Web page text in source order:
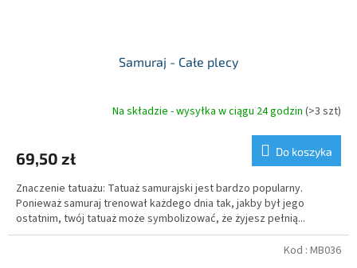
Samuraj - Całe plecy
Na składzie - wysyłka w ciągu 24 godzin (>3 szt)
69,50 zł Do koszyka
Znaczenie tatuażu: Tatuaż samurajski jest bardzo popularny.
Ponieważ samuraj trenował każdego dnia tak, jakby był jego
ostatnim, twój tatuaż może symbolizować, że żyjesz pełnią...
Kod : MB036